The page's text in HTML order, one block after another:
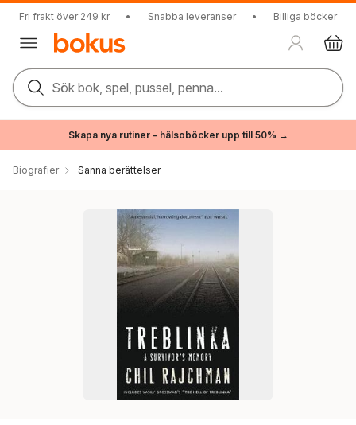
Fri frakt över 249 kr • Snabba leveranser • Billiga böcker
Sök bok, spel, pussel, penna...
Skapa nya rutiner – hälsoböcker upp till 50% →
Biografier Sanna berättelser